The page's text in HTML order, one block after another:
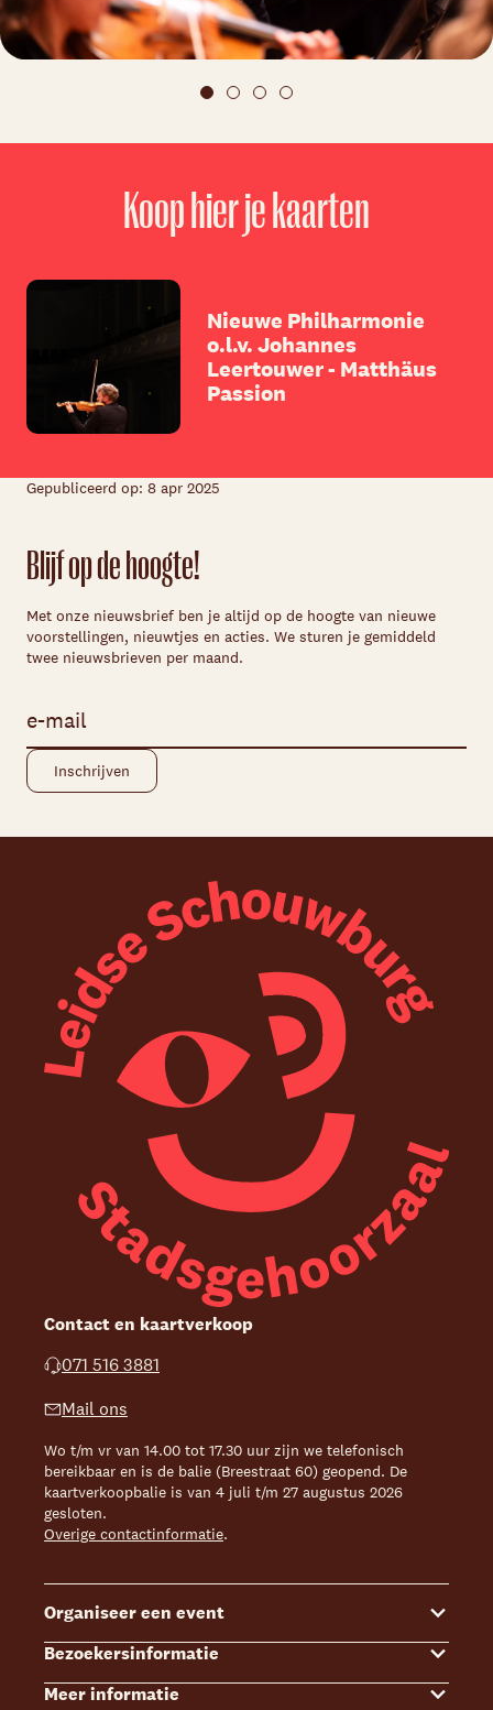
Koop hier je kaarten
Nieuwe Philharmonie
o.l.v. Johannes
Leertouwer - Matthäus
Passion
Gepubliceerd op: 8 apr 2025
Blijf op de hoogte!
Met onze nieuwsbrief ben je altijd op de hoogte van nieuwe
voorstellingen, nieuwtjes en acties. We sturen je gemiddeld
twee nieuwsbrieven per maand.
Contact en kaartverkoop
071 516 3881
Mail ons
Wo t/m vr van 14.00 tot 17.30 uur zijn we telefonisch
bereikbaar en is de balie (Breestraat 60) geopend. De
kaartverkoopbalie is van 4 juli t/m 27 augustus 2026
gesloten.
Overige contactinformatie.
Organiseer een event
Events
Zalenoverzicht
Bezoekersinformatie
Kaartverkoop
Meer informatie